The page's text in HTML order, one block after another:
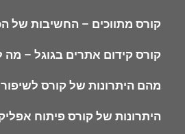
קורס מתווכים – החשיבות של
קורס קידום אתרים בגוגל – מה
מהם היתרונות של קורס
היתרונות של קורס פיתוח